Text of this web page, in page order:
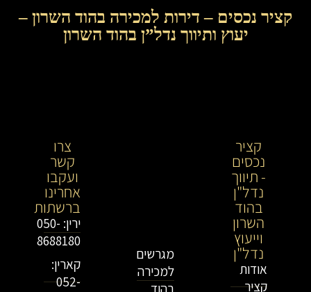
קציר נכסים – דירות למכירה בהוד השרון –
יעוץ ותיווך נדל”ן בהוד השרון
קציר
נכסים
- תיווך
נדל"ן
בהוד
השרון
וייעוץ
נדל"ן
אודות
קציר
מגרשים
למכירה
צרו
קשר
ועקבו
אחרינו
ברשתות
ירין: 050-
8688180
קארין:
052-